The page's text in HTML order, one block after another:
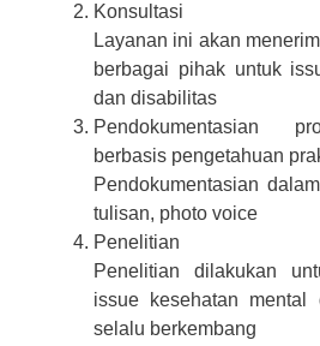
Konsultasi
Layanan ini akan
berbagai pihak untuk
dan disabilitas
Pendokumentasian
berbasis pengetahuan
Pendokumentasian
tulisan, photo voice
Penelitian
Penelitian dilakukan
issue kesehatan mental
selalu berkembang